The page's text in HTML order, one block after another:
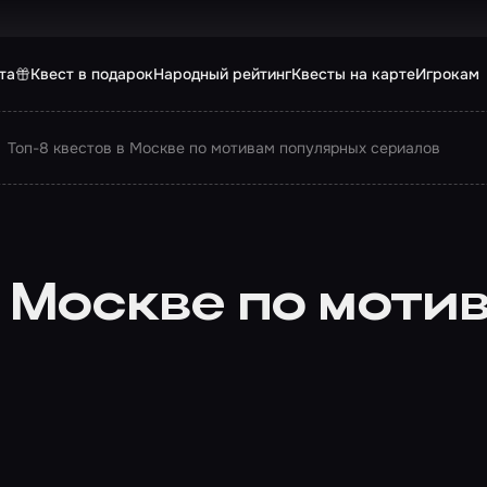
Квест в подарокНародный рейтингКвесты на картеИгрокам
Топ-8 квестов в Москве по мотивам популярных сериалов
Москве по